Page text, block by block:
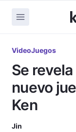
VideoJuegos
Se
nuevo
Ken
Jin